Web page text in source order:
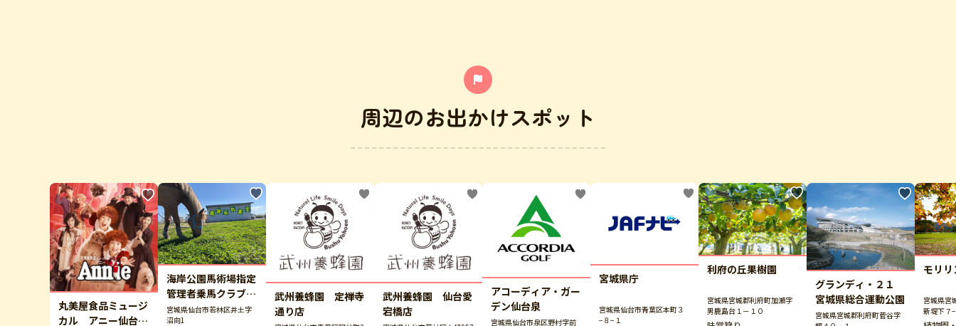
周辺のお出かけスポット
丸美屋食品ミュージ
カル アニー仙台公
海岸公園馬術場指定
管理者乗馬クラブク
レイン
宮城県仙台市若林区井土字
沼向1
武州養蜂園 定禅寺
通り店
武州養蜂園 仙台愛
宕橋店
アコーディア・ガー
デン仙台泉
宮城県仙台市泉区野村字前
宮城県庁
宮城県仙台市青葉区本町３
−８−１
利府の丘果樹園
宮城県宮城郡利府町加瀬字
男鹿島台１－１０
グランディ・２１
宮城県総合運動公園
宮城県宮城郡利府町菅谷字
モリ
宮城県宮
新堤下７